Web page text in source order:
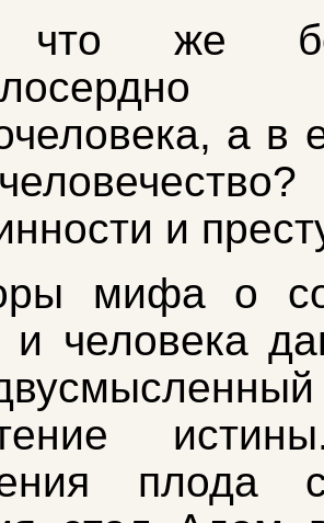
же
а в
и
мифа о
человека
плода